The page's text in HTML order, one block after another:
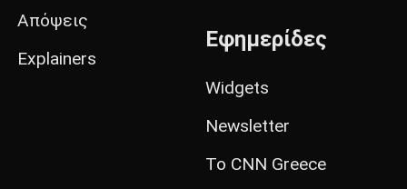
Απόψεις
Explainers
Εφημερίδες
Widgets
Newsletter
Το CNN Greece